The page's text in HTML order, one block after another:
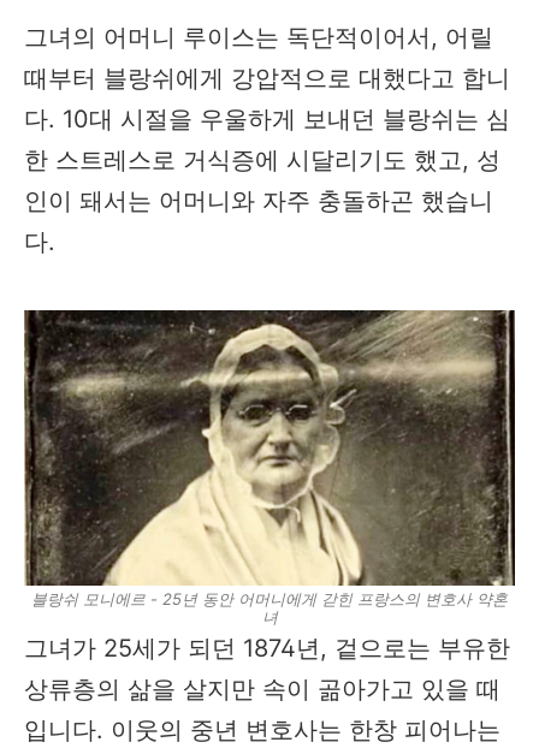
그녀의 어머니 루이스는 독단적이어서, 어릴
때부터 블랑쉬에게 강압적으로 대했다고 합니
다. 10대 시절을 우울하게 보내던 블랑쉬는 심
한 스트레스로 거식증에 시달리기도 했고, 성
인이 돼서는 어머니와 자주 충돌하곤 했습니
다.
블랑쉬 모니에르 - 25년 동안 어머니에게 갇힌 프랑스의 변호사 약혼
녀
그녀가 25세가 되던 1874년, 겉으로는 부유한
상류층의 삶을 살지만 속이 곪아가고 있을 때
입니다. 이웃의 중년 변호사는 한창 피어나는